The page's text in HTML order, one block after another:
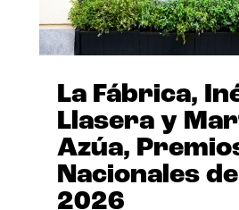
La Fábrica,
Llasera y
Azúa,
Nacionales
2026